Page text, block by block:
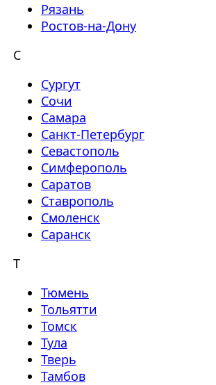
Рязань
Ростов-на-Дону
С
Сургут
Сочи
Самара
Санкт-Петербург
Севастополь
Симферополь
Саратов
Ставрополь
Смоленск
Саранск
Т
Тюмень
Тольятти
Томск
Тула
Тверь
Тамбов